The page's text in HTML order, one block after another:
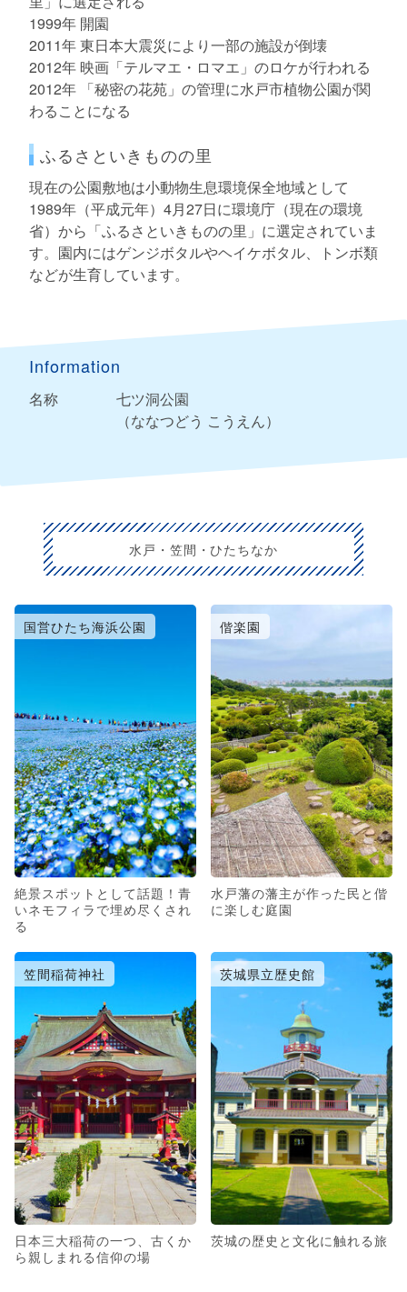
1999年 開園
2011年 東日本大震災により一部の施設が倒壊
2012年 映画「テルマエ・ロマエ」のロケが行われる
2012年 「秘密の花苑」の管理に水戸市植物公園が関
わることになる
ふるさといきものの里
現在の公園敷地は小動物生息環境保全地域として
1989年（平成元年）4月27日に環境庁（現在の環境
省）から「ふるさといきものの里」に選定されていま
す。園内にはゲンジボタルやヘイケボタル、トンボ類
などが生育しています。
Information
名称
七ツ洞公園
（ななつどう こうえん）
水戸・笠間・ひたちなか
国営ひたち海浜公園
絶景スポットとして話題！青
いネモフィラで埋め尽くされ
る
偕楽園
水戸藩の藩主が作った民と偕
に楽しむ庭園
笠間稲荷神社
日本三大稲荷の一つ、古くか
ら親しまれる信仰の場
茨城県立歴史館
茨城の歴史と文化に触れる旅